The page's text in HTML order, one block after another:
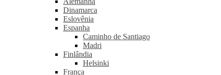
Dinamarca
Eslovênia
Espanha
Caminho de Santiago
Madri
Finlândia
Helsinki
França